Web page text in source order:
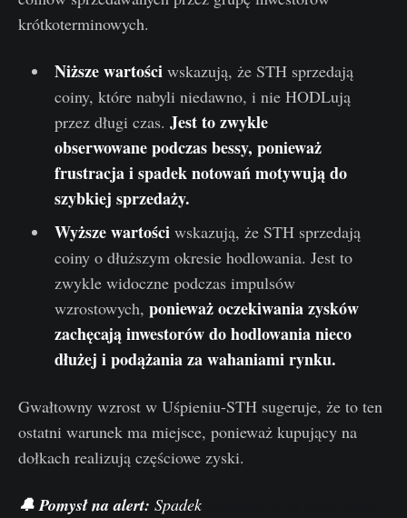
krótkoterminowych.
Niższe wartościwskazują, że STH sprzedają
coiny, które nabyli niedawno, i nie HODLują
przez długi czas. Jest to zwykle
obserwowane podczas bessy, ponieważ
frustracja i spadek notowań motywują do
szybkiej sprzedaży.
Wyższe wartościwskazują, że STH sprzedają
coiny o dłuższym okresie hodlowania. Jest to
zwykle widoczne podczas impulsów
wzrostowych, ponieważ oczekiwania zysków
zachęcają inwestorów do hodlowania nieco
dłużej i podążania za wahaniami rynku.
Gwałtowny wzrost w Uśpieniu-STH sugeruje, że to ten
ostatni warunek ma miejsce, ponieważ kupujący na
dołkach realizują częściowe zyski.
🔔 Pomysł na alert: Spadek